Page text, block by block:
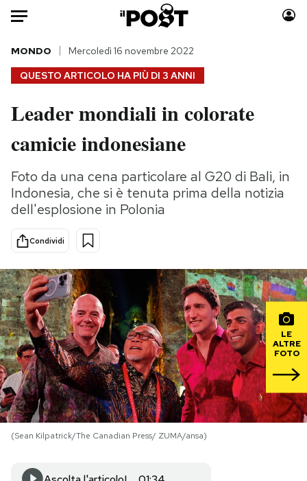
Auto
HOME
Italia
Politica
Tecnologia
Internet
Scienza
Cultura
Economia
Sport
Moda
Consumismi
Storie/Idee
Ok Boomer!
Mondiali calcio 2026
PODCAST
NEWSLETTER
I MIEI PREFERITI
SHOP
QUESTO ARTICOLO HA PIÙ DI 3 ANNI
MONDO Mercoledì 16 novembre 2022
Leader mondiali in colorate
camicie indonesiane
Foto da una cena particolare al G20 di Bali, in
Indonesia, che si è tenuta prima della notizia
dell'esplosione in Polonia
Condividi
LE
ALTRE
FOTO
(Sean Kilpatrick/The Canadian Press/ ZUMA/ansa)